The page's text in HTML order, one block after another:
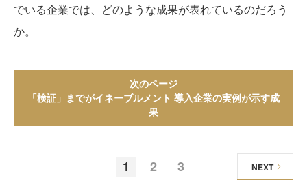
でいる企業では、どのような成果が表れているのだろう
か。
次のページ
「検証」までがイネーブルメント 導入企業の実例が示す成
果
1 2 3 NEXT